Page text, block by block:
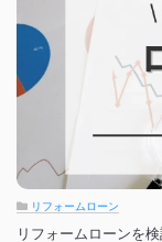
リフォームローン
リフォームローンを